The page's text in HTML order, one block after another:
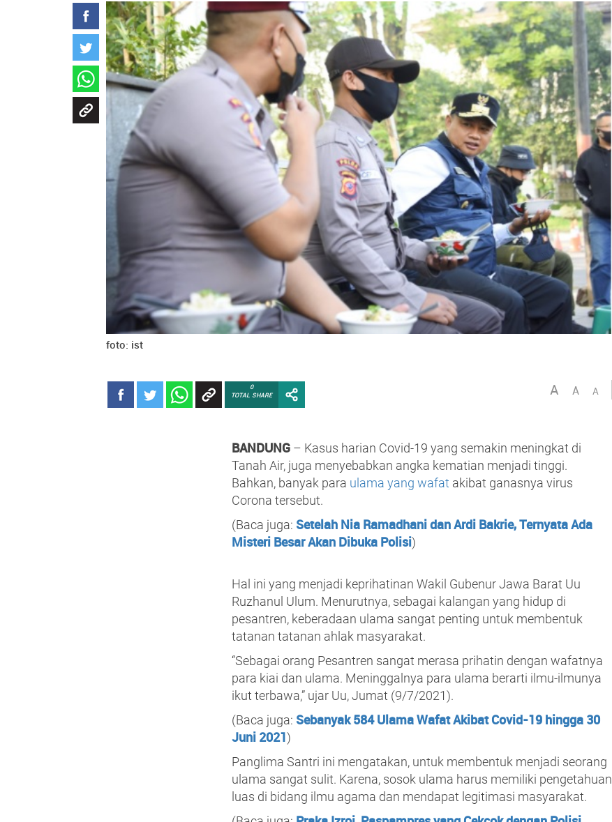
foto: ist
0
TOTAL SHARE
A A A
BANDUNG – Kasus harian Covid-19 yang semakin meningkat di
Tanah Air, juga menyebabkan angka kematian menjadi tinggi.
Bahkan, banyak para ulama yang wafat akibat ganasnya virus
Corona tersebut.
(Baca juga: Setelah Nia Ramadhani dan Ardi Bakrie, Ternyata Ada
Misteri Besar Akan Dibuka Polisi)
Hal ini yang menjadi keprihatinan Wakil Gubenur Jawa Barat Uu
Ruzhanul Ulum. Menurutnya, sebagai kalangan yang hidup di
pesantren, keberadaan ulama sangat penting untuk membentuk
tatanan tatanan ahlak masyarakat.
‘’Sebagai orang Pesantren sangat merasa prihatin dengan wafatnya
para kiai dan ulama. Meninggalnya para ulama berarti ilmu-ilmunya
ikut terbawa,” ujar Uu, Jumat (9/7/2021).
(Baca juga: Sebanyak 584 Ulama Wafat Akibat Covid-19 hingga 30
Juni 2021)
Panglima Santri ini mengatakan, untuk membentuk menjadi seorang
ulama sangat sulit. Karena, sosok ulama harus memiliki pengetahuan
luas di bidang ilmu agama dan mendapat legitimasi masyarakat.